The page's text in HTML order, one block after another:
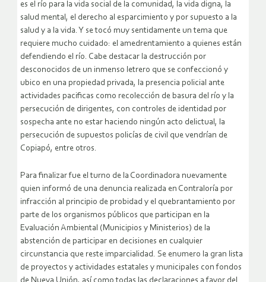
es el río para la vida social de la comunidad, la vida digna, la
salud mental, el derecho al esparcimiento y por supuesto a la
salud y a la vida. Y se tocó muy sentidamente un tema que
requiere mucho cuidado: el amedrentamiento a quienes están
defendiendo el río. Cabe destacar la destrucción por
desconocidos de un inmenso letrero que se confeccionó y
ubico en una propiedad privada, la presencia policial ante
actividades pacificas como recolección de basura del río y la
persecución de dirigentes, con controles de identidad por
sospecha ante no estar haciendo ningún acto delictual, la
persecución de supuestos policías de civil que vendrían de
Copiapó, entre otros.
Para finalizar fue el turno de la Coordinadora nuevamente
quien informó de una denuncia realizada en Contraloría por
infracción al principio de probidad y el quebrantamiento por
parte de los organismos públicos que participan en la
Evaluación Ambiental (Municipios y Ministerios) de la
abstención de participar en decisiones en cualquier
circunstancia que reste imparcialidad. Se enumero la gran lista
de proyectos y actividades estatales y municipales con fondos